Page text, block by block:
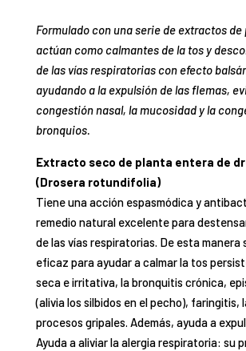
Formulado con una serie de extractos de
actúan como calmantes de la tos y
de las vías respiratorias con efecto
ayudando a la expulsión de las flemas,
congestión nasal, la mucosidad y la
bronquios.
Extracto seco de planta entera de
(Drosera rotundifolia)
Tiene una acción espasmódica y
remedio natural excelente para
de las vías respiratorias. De esta manera
eficaz para ayudar a calmar la tos
seca e irritativa, la bronquitis crónica,
(alivia los silbidos en el pecho), faringitis,
procesos gripales. Además, ayuda a
Ayuda a aliviar la alergia respiratoria: su